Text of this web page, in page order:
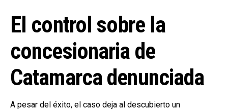
El control sobre la
concesionaria de
Catamarca denunciada
A pesar del éxito, el caso deja al descubierto un